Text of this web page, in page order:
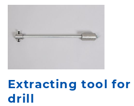
Extracting tool for
drill